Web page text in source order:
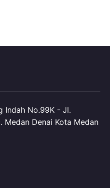
Indah No.99K - Jl.
Medan Denai Kota Medan